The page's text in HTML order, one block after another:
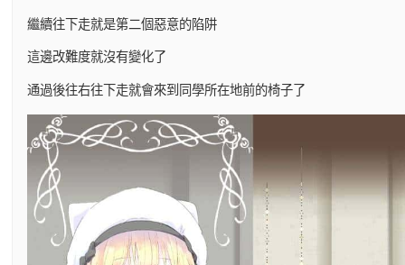
繼續往下走就是第二個惡意的陷阱
這邊改難度就沒有變化了
通過後往右往下走就會來到同學所在地前的椅子了